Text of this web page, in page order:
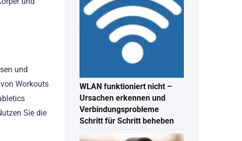
und
Workouts
Sie die
WLAN funktioniert nicht –
Ursachen erkennen und
Verbindungsprobleme
Schritt für Schritt beheben